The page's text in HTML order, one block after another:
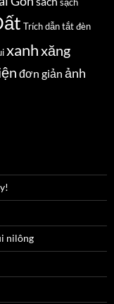
Trích dẫntắt đèn
xanhxăng
đơn giản ảnh
nilông